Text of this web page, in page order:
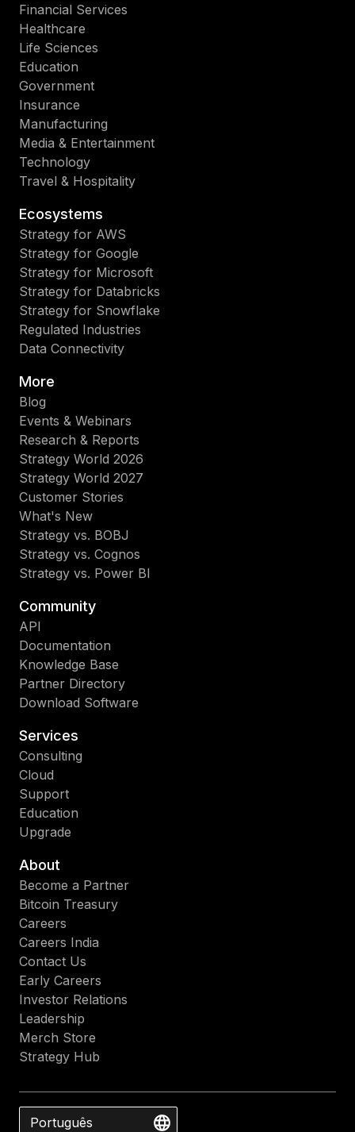
Financial Services
Healthcare
Life Sciences
Education
Government
Insurance
Manufacturing
Media & Entertainment
Technology
Travel & Hospitality
Ecosystems
Strategy for AWS
Strategy for Google
Strategy for Microsoft
Strategy for Databricks
Strategy for Snowflake
Regulated Industries
Data Connectivity
More
Blog
Events & Webinars
Research & Reports
Strategy World 2026
Strategy World 2027
Customer Stories
What's New
Strategy vs. BOBJ
Strategy vs. Cognos
Strategy vs. Power BI
Community
API
Documentation
Knowledge Base
Partner Directory
Download Software
Services
Consulting
Cloud
Support
Education
Upgrade
About
Become a Partner
Bitcoin Treasury
Careers
Careers India
Contact Us
Early Careers
Investor Relations
Leadership
Merch Store
Strategy Hub
Português